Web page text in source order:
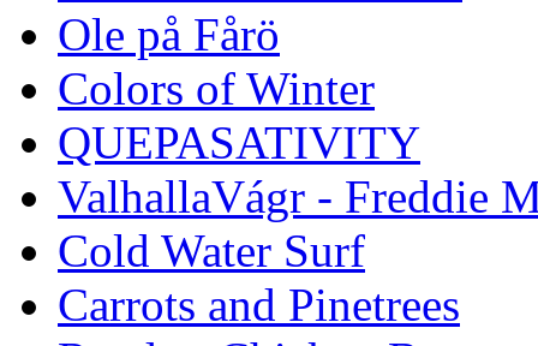
Ole på Fårö
Colors of Winter
QUEPASATIVITY
ValhallaVágr - Freddie
Cold Water Surf
Carrots and Pinetrees